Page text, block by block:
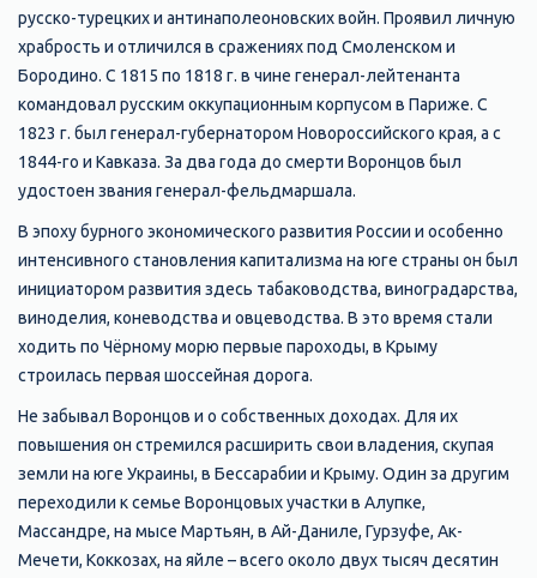
русско-турецких и антинаполеоновских войн. Проявил личную
храбрость и отличился в сражениях под Смоленском и
Бородино. С 1815 по 1818 г. в чине генерал-лейтенанта
командовал русским оккупационным корпусом в Париже. С
1823 г. был генерал-губернатором Новороссийского края, а с
1844-го и Кавказа. За два года до смерти Воронцов был
удостоен звания генерал-фельдмаршала.
В эпоху бурного экономического развития России и особенно
интенсивного становления капитализма на юге страны он был
инициатором развития здесь табаководства, виноградарства,
виноделия, коневодства и овцеводства. В это время стали
ходить по Чёрному морю первые пароходы, в Крыму
строилась первая шоссейная дорога.
Не забывал Воронцов и о собственных доходах. Для их
повышения он стремился расширить свои владения, скупая
земли на юге Украины, в Бессарабии и Крыму. Один за другим
переходили к семье Воронцовых участки в Алупке,
Массандре, на мысе Мартьян, в Ай-Даниле, Гурзуфе, Ак-
Мечети, Коккозах, на яйле – всего около двух тысяч десятин